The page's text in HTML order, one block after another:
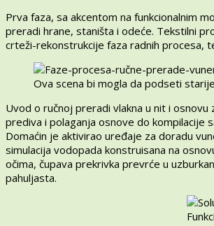
Prva faza, sa akcentom na funkcionalnim
preradi hrane, staništa i odeće. Tekstilni
crteži-rekonstrukcije faza radnih procesa,
Ova scena bi mogla da podseti
Uvod o ručnoj preradi vlakna u nit i
prediva i polaganja osnove do kompilacije
Domaćin je aktivirao uređaje za doradu
simulacija vodopada konstruisana na
očima, čupava prekrivka prevrće u
pahuljasta.